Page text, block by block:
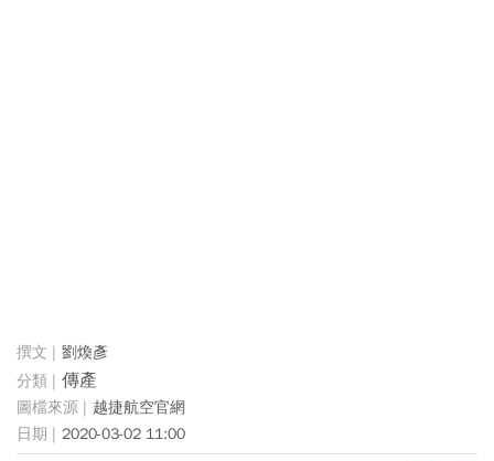
劉煥彥
傳產
越捷航空官網
2020-03-02 11:00